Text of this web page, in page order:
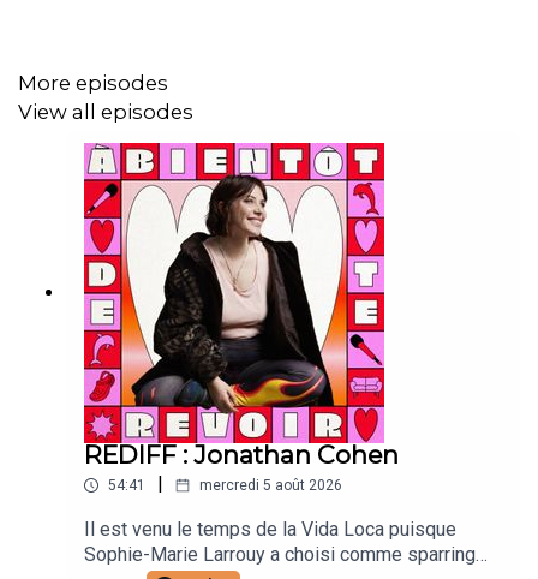
Caroline Bérault : illustrations
Manon Carrour : vignette
Joanna & Gaspar : générique
Doriane Hugues : sceno
Merci Agnès b studio paillettes et Levi’s
Tali Grandin -Mendzylewski: make up
Esteban Decarvalho : montage
Emma Moschkowitz : directrice de production
More episodes
View all episodes
REDIFF : Jonathan Cohen
54:41 mercredi 5 août 2026
Il est venu le temps de la Vida Loca puisque
Sophie-Marie Larrouy a choisi comme sparring